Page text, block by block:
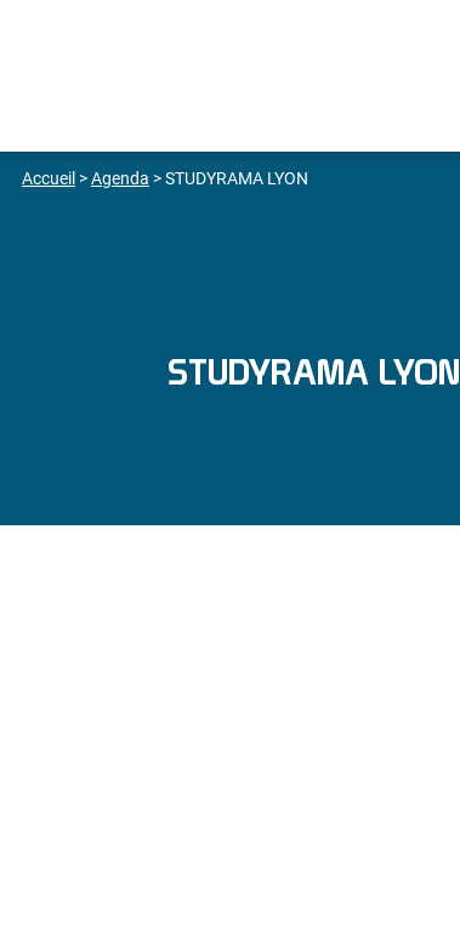
Accueil >Agenda >STUDYRAMA LYON
STUDYRAMA LYON